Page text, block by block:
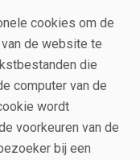
cookies om de
de website te
die
computer van de
wordt
voorkeuren van de
bij een